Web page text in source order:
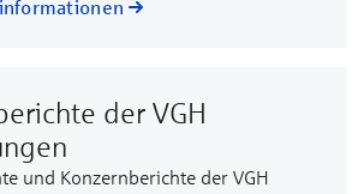
der VGH
und Konzernberichte der VGH